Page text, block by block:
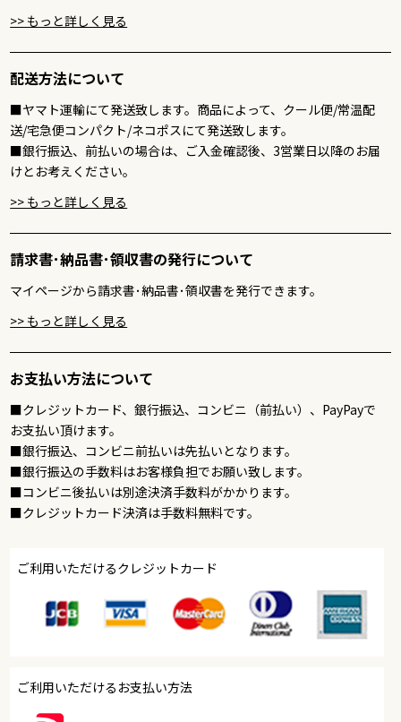
akari
2025/06/24
ご購入いただいた商品：父の日 名入れ お肉ギフト ステーキ
とてもよかったです
>> もっと詳しく見る
配送方法について
■ヤマト運輸にて発送致します。商品によって、クール便/常温配
送/宅急便コンパクト/ネコポスにて発送致します。
■銀行振込、前払いの場合は、ご入金確認後、3営業日以降のお届
けとお考えください。
>> もっと詳しく見る
請求書･納品書･領収書の発行について
マイページから請求書･納品書･領収書を発行できます。
>> もっと詳しく見る
お支払い方法について
■クレジットカード、銀行振込、コンビニ（前払い）、PayPayで
お支払い頂けます。
■銀行振込、コンビニ前払いは先払いとなります。
■銀行振込の手数料はお客様負担でお願い致します。
■コンビニ後払いは別途決済手数料がかかります。
■クレジットカード決済は手数料無料です。
ご利用いただけるクレジットカード
ご利用いただけるお支払い方法